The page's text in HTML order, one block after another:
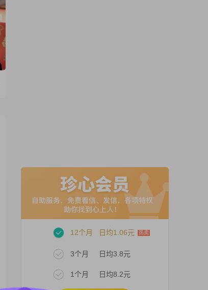
12个月 日均1.06元
3个月 日均3.8元
1个月 日均8.2元